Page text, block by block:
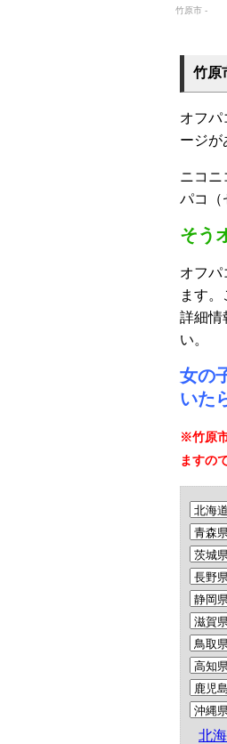
竹原市 -
竹原
オフパ
ージが
ニコニ
パコ（
そう
オフパ
ます
詳細情
い。
女の
いた
※竹原
ますの
北